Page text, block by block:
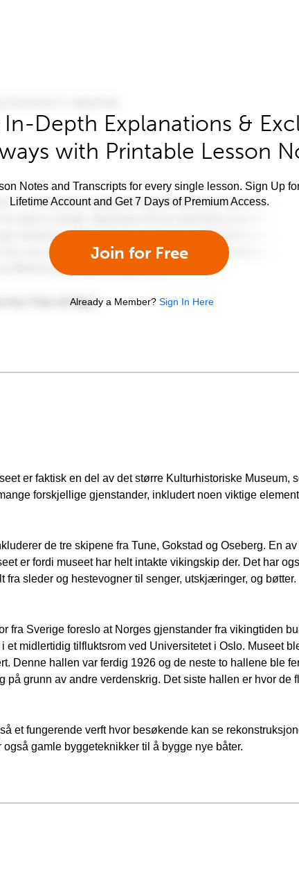
Depth Explanations &
with Printable Lesson
Notes and Transcripts for every single lesson. Sign Up
Lifetime Account and Get 7 Days of Premium Access.
Join for Free
Already a Member? Sign In Here
er faktisk en del av det større Kulturhistoriske Museum,
forskjellige gjenstander, inkludert noen viktige
de tre skipene fra Tune, Gokstad og Oseberg. En
er fordi museet har helt intakte vikingskip der. Det har
fra sleder og hestevogner til senger, utskjæringer, og
fra Sverige foreslo at Norges gjenstander fra vikingtiden
midlertidig tilfluktsrom ved Universitetet i Oslo. Museet
Denne hallen var ferdig 1926 og de neste to hallene ble
på grunn av andre verdenskrig. Det siste hallen er hvor de
et fungerende verft hvor besøkende kan se
gamle byggeteknikker til å bygge nye båter.